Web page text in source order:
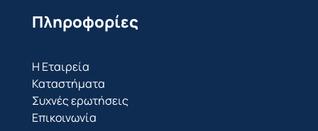
Πληροφορίες
Η Εταιρεία
Καταστήματα
Συχνές ερωτήσεις
Επικοινωνία